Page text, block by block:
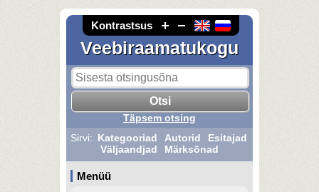
Kontrastsus
Veebiraamatukogu
Täpsem otsing
Sirvi: Kategooriad Autorid
Esitajad
Väljaandjad
Märksõnad
Menüü